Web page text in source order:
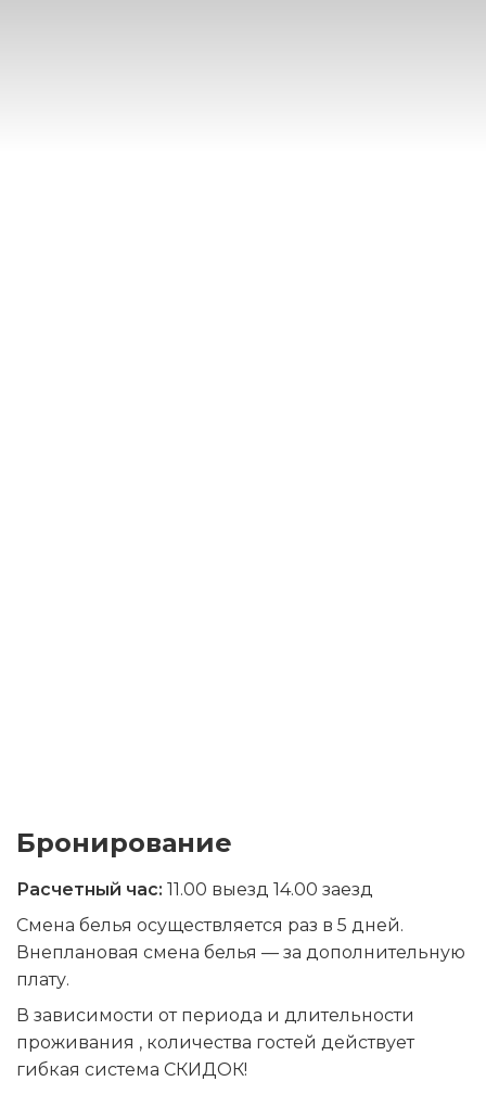
Бронирование
Расчетный час: 11.00 выезд 14.00 заезд
Смена белья осуществляется раз в 5 дней.
Внеплановая смена белья — за дополнительную
плату.
В зависимости от периода и длительности
проживания , количества гостей действует
гибкая система СКИДОК!